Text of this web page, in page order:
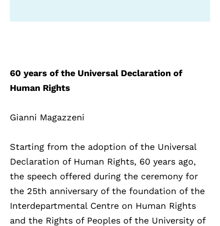
60 years of the Universal Declaration of
Human Rights
Gianni Magazzeni
Starting from the adoption of the Universal
Declaration of Human Rights, 60 years ago,
the speech offered during the ceremony for
the 25th anniversary of the foundation of the
Interdepartmental Centre on Human Rights
and the Rights of Peoples of the University of